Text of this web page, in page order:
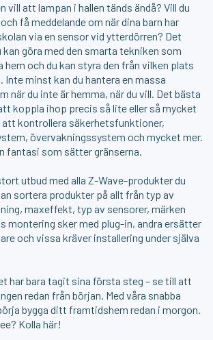
vill att lampan i hallen tänds ändå? Vill du
få meddelande om när dina barn har
via en sensor vid ytterdörren? Det
göra med den smarta tekniken som
och du kan styra den från vilken plats
Inte minst kan du hantera en massa
när du inte är hemma, när du vill. Det bästa
koppla ihop precis så lite eller så mycket
att kontrollera säkerhetsfunktioner,
övervakningssystem och mycket mer.
fantasi som sätter gränserna.
utbud med alla Z-Wave-produkter du
sortera produkter på allt från typ av
maxeffekt, typ av sensorer, märken
montering sker med plug-in, andra ersätter
och vissa kräver installering under själva
har bara tagit sina första steg – se till att
redan från början. Med våra snabba
bygga ditt framtidshem redan i morgon.
Kolla här!